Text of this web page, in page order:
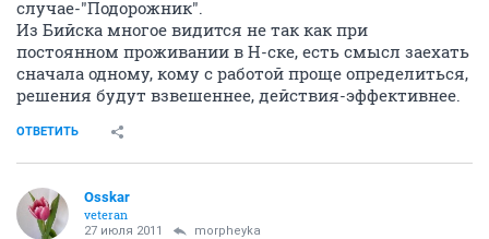
случае-"Подорожник".
Из Бийска многое видится не так как при
постоянном проживании в Н-ске, есть смысл заехать
сначала одному, кому с работой проще определиться,
решения будут взвешеннее, действия-эффективнее.
ОТВЕТИТЬ
Osskar
veteran
27 июля 2011 morpheyka